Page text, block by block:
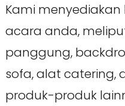
Kami
acara anda,
panggung,
sofa, alat catering,
produk-produk